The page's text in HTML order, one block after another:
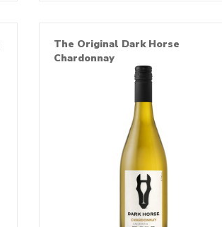
The Original Dark Horse
Chardonnay